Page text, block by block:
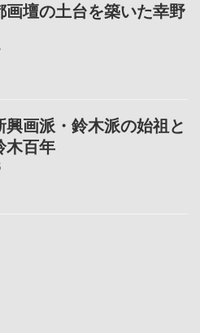
画壇の土台を築いた幸野
興画派・鈴木派の始祖と
木百年